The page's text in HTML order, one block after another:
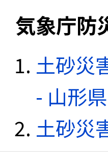
気象庁防
土砂災
- 山形
土砂災